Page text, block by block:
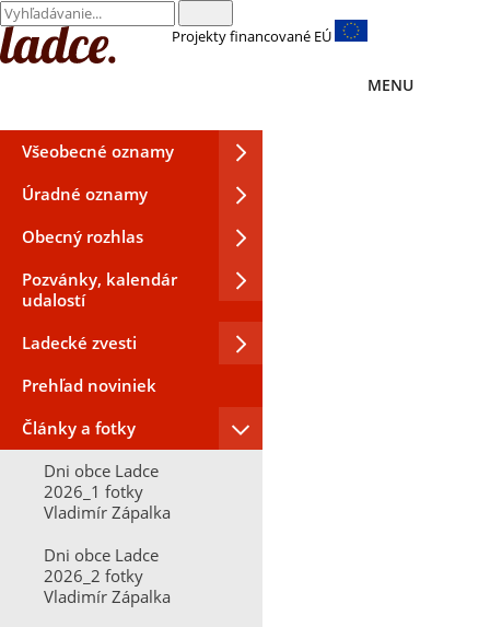
Projekty financované EÚ
MENU
Všeobecné oznamy
Úradné oznamy
Obecný rozhlas
Pozvánky, kalendár
udalostí
Ladecké zvesti
Prehľad noviniek
Články a fotky
Dni obce Ladce
2026_1 fotky
Vladimír Zápalka
Dni obce Ladce
2026_2 fotky
Vladimír Zápalka